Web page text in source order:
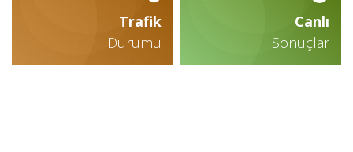
Trafik
Durumu
Canlı
Sonuçlar